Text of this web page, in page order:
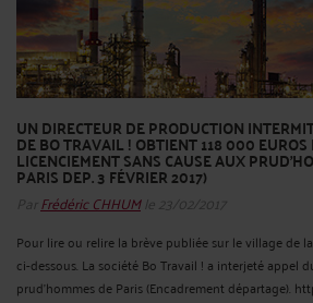
UN DIRECTEUR DE PRODUCTION
DE BO TRAVAIL ! OBTIENT 118 000
LICENCIEMENT SANS CAUSE AUX
PARIS DEP. 3 FÉVRIER 2017)
Par Frédéric CHHUMle 23/02/2017
Pour lire ou relire la brève publiée sur le village de
ci-dessous. La société Bo Travail ! a interjeté appel
prud'hommes de Paris (Encadrement départage).